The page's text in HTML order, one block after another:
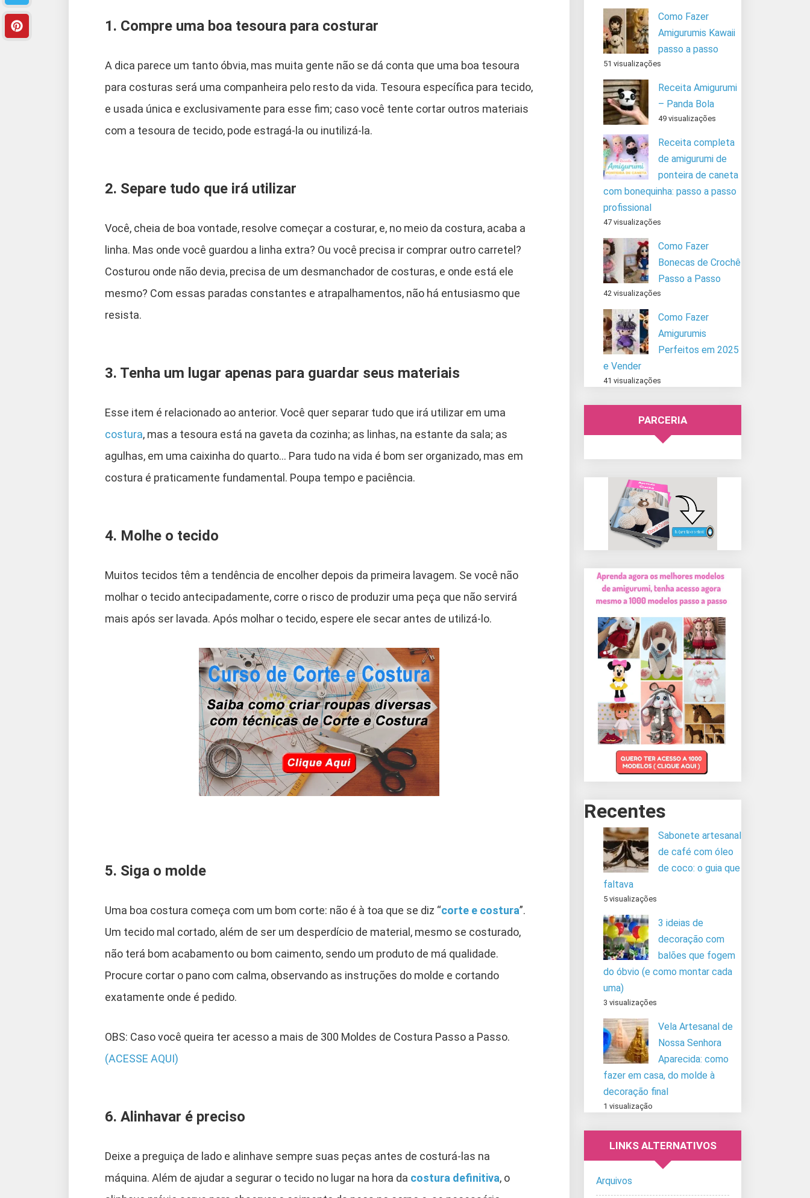
1. Compre uma boa tesoura para costurar
A dica parece um tanto óbvia, mas muita gente não se dá conta que uma boa tesoura
para costuras será uma companheira pelo resto da vida. Tesoura específica para tecido,
e usada única e exclusivamente para esse fim; caso você tente cortar outros materiais
com a tesoura de tecido, pode estragá-la ou inutilizá-la.
2. Separe tudo que irá utilizar
Você, cheia de boa vontade, resolve começar a costurar, e, no meio da costura, acaba a
linha. Mas onde você guardou a linha extra? Ou você precisa ir comprar outro carretel?
Costurou onde não devia, precisa de um desmanchador de costuras, e onde está ele
mesmo? Com essas paradas constantes e atrapalhamentos, não há entusiasmo que
resista.
3. Tenha um lugar apenas para guardar seus materiais
Esse item é relacionado ao anterior. Você quer separar tudo que irá utilizar em uma
costura, mas a tesoura está na gaveta da cozinha; as linhas, na estante da sala; as
agulhas, em uma caixinha do quarto… Para tudo na vida é bom ser organizado, mas em
costura é praticamente fundamental. Poupa tempo e paciência.
4. Molhe o tecido
Muitos tecidos têm a tendência de encolher depois da primeira lavagem. Se você não
molhar o tecido antecipadamente, corre o risco de produzir uma peça que não servirá
mais após ser lavada. Após molhar o tecido, espere ele secar antes de utilizá-lo.
5. Siga o molde
Uma boa costura começa com um bom corte: não é à toa que se diz “corte e costura”.
Um tecido mal cortado, além de ser um desperdício de material, mesmo se costurado,
não terá bom acabamento ou bom caimento, sendo um produto de má qualidade.
Procure cortar o pano com calma, observando as instruções do molde e cortando
exatamente onde é pedido.
OBS: Caso você queira ter acesso a mais de 300 Moldes de Costura Passo a Passo.
(ACESSE AQUI)
6. Alinhavar é preciso
Deixe a preguiça de lado e alinhave sempre suas peças antes de costurá-las na
máquina. Além de ajudar a segurar o tecido no lugar na hora da costura definitiva, o
Como Fazer
Amigurumis Kawaii
passo a passo
51 visualizações
Receita Amigurumi
– Panda Bola
49 visualizações
Receita completa
de amigurumi de
ponteira de caneta
com bonequinha: passo a passo
profissional
47 visualizações
Como Fazer
Bonecas de Crochê
Passo a Passo
42 visualizações
Como Fazer
Amigurumis
Perfeitos em 2025
e Vender
41 visualizações
PARCERIA
Recentes
Sabonete artesanal
de café com óleo
de coco: o guia que
faltava
5 visualizações
3 ideias de
decoração com
balões que fogem
do óbvio (e como montar cada
uma)
3 visualizações
Vela Artesanal de
Nossa Senhora
Aparecida: como
fazer em casa, do molde à
decoração final
1 visualização
LINKS ALTERNATIVOS
Arquivos